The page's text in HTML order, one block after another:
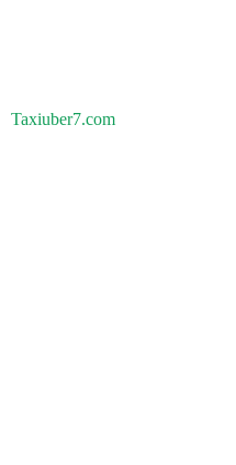
Taxiuber7.com